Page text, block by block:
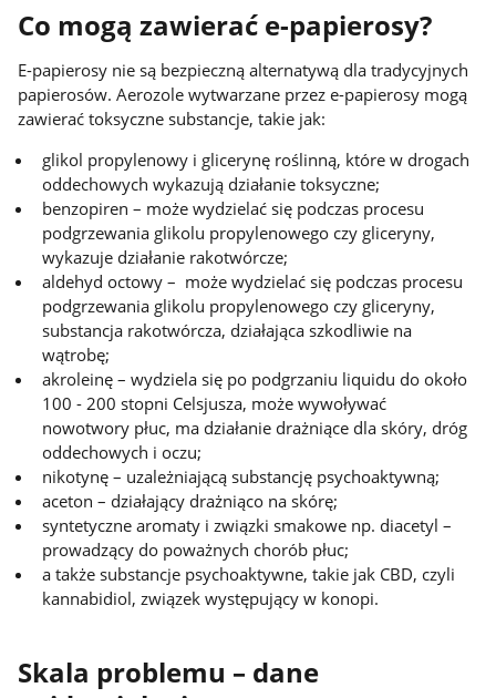
Co mogą zawierać e-papierosy?
E-papierosy nie są bezpieczną alternatywą dla tradycyjnych
papierosów. Aerozole wytwarzane przez e-papierosy mogą
zawierać toksyczne substancje, takie jak:
glikol propylenowy i glicerynę roślinną, które w drogach
oddechowych wykazują działanie toksyczne;
benzopiren – może wydzielać się podczas procesu
podgrzewania glikolu propylenowego czy gliceryny,
wykazuje działanie rakotwórcze;
aldehyd octowy – może wydzielać się podczas procesu
podgrzewania glikolu propylenowego czy gliceryny,
substancja rakotwórcza, działająca szkodliwie na
wątrobę;
akroleinę – wydziela się po podgrzaniu liquidu do około
100 - 200 stopni Celsjusza, może wywoływać
nowotwory płuc, ma działanie drażniące dla skóry, dróg
oddechowych i oczu;
nikotynę – uzależniającą substancję psychoaktywną;
aceton – działający drażniąco na skórę;
syntetyczne aromaty i związki smakowe np. diacetyl –
prowadzący do poważnych chorób płuc;
a także substancje psychoaktywne, takie jak CBD, czyli
kannabidiol, związek występujący w konopi.
Skala problemu – dane